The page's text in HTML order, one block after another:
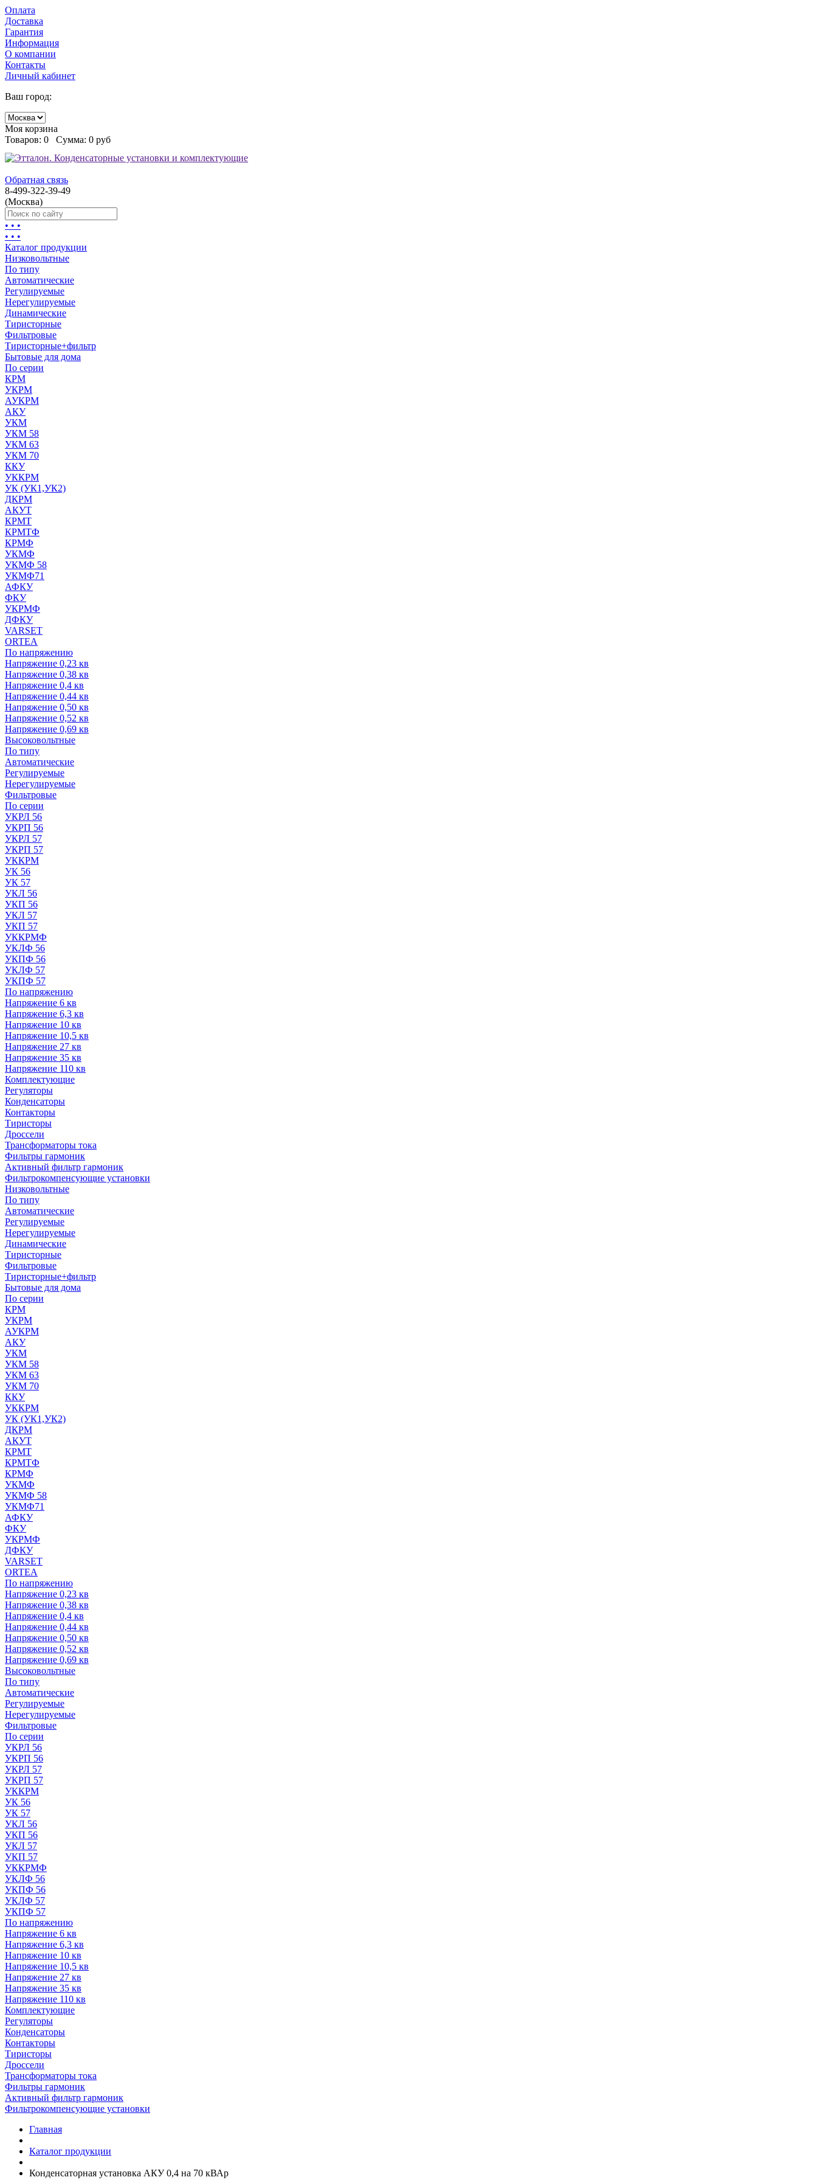
Оплата
Доставка
Гарантия
Информация
О компании
Контакты
Личный кабинет
Ваш город:
Моя корзина
Товаров: 0 Сумма: 0 руб
Обратная связь
8-499-322-39-49
(Москва)
• • •
• • •
Каталог продукции
Низковольтные
По типу
Автоматические
Регулируемые
Нерегулируемые
Динамические
Тиристорные
Фильтровые
Тиристорные+фильтр
Бытовые для дома
По серии
КРМ
УКРМ
АУКРМ
АКУ
УКМ
УКМ 58
УКМ 63
УКМ 70
ККУ
УККРМ
УК (УК1,УК2)
ДКРМ
АКУТ
КРМТ
КРМТФ
КРМФ
УКМФ
УКМФ 58
УКМФ71
АФКУ
ФКУ
УКРМФ
ДФКУ
VARSET
ORTEA
По напряжению
Напряжение 0,23 кв
Напряжение 0,38 кв
Напряжение 0,4 кв
Напряжение 0,44 кв
Напряжение 0,50 кв
Напряжение 0,52 кв
Напряжение 0,69 кв
Высоковольтные
По типу
Автоматические
Регулируемые
Нерегулируемые
Фильтровые
По серии
УКРЛ 56
УКРП 56
УКРЛ 57
УКРП 57
УККРМ
УК 56
УК 57
УКЛ 56
УКП 56
УКЛ 57
УКП 57
УККРМФ
УКЛФ 56
УКПФ 56
УКЛФ 57
УКПФ 57
По напряжению
Напряжение 6 кв
Напряжение 6,3 кв
Напряжение 10 кв
Напряжение 10,5 кв
Напряжение 27 кв
Напряжение 35 кв
Напряжение 110 кв
Комплектующие
Регуляторы
Конденсаторы
Контакторы
Тиристоры
Дроссели
Трансформаторы тока
Фильтры гармоник
Активный фильтр гармоник
Фильтрокомпенсующие установки
Низковольтные
По типу
Автоматические
Регулируемые
Нерегулируемые
Динамические
Тиристорные
Фильтровые
Тиристорные+фильтр
Бытовые для дома
По серии
КРМ
УКРМ
АУКРМ
АКУ
УКМ
УКМ 58
УКМ 63
УКМ 70
ККУ
УККРМ
УК (УК1,УК2)
ДКРМ
АКУТ
КРМТ
КРМТФ
КРМФ
УКМФ
УКМФ 58
УКМФ71
АФКУ
ФКУ
УКРМФ
ДФКУ
VARSET
ORTEA
По напряжению
Напряжение 0,23 кв
Напряжение 0,38 кв
Напряжение 0,4 кв
Напряжение 0,44 кв
Напряжение 0,50 кв
Напряжение 0,52 кв
Напряжение 0,69 кв
Высоковольтные
По типу
Автоматические
Регулируемые
Нерегулируемые
Фильтровые
По серии
УКРЛ 56
УКРП 56
УКРЛ 57
УКРП 57
УККРМ
УК 56
УК 57
УКЛ 56
УКП 56
УКЛ 57
УКП 57
УККРМФ
УКЛФ 56
УКПФ 56
УКЛФ 57
УКПФ 57
По напряжению
Напряжение 6 кв
Напряжение 6,3 кв
Напряжение 10 кв
Напряжение 10,5 кв
Напряжение 27 кв
Напряжение 35 кв
Напряжение 110 кв
Комплектующие
Регуляторы
Конденсаторы
Контакторы
Тиристоры
Дроссели
Трансформаторы тока
Фильтры гармоник
Активный фильтр гармоник
Фильтрокомпенсующие установки
Главная
Каталог продукции
Конденсаторная установка АКУ 0,4 на 70 кВАр